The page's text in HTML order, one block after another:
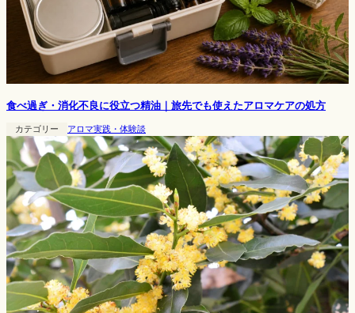
食べ過ぎ・消化不良に役立つ精油｜旅先でも使えたアロマケアの処方
カテゴリー アロマ実践・体験談